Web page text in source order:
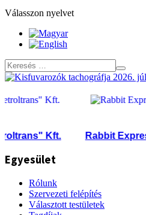
Válasszon nyelvet
Kft. Rabbit Express
Egyesület
Rólunk
Szervezeti felépítés
Választott testületek